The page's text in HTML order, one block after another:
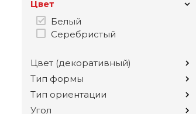
Цвет
Белый
Серебристый
Цвет (декоративный)
Тип формы
Тип ориентации
Угол